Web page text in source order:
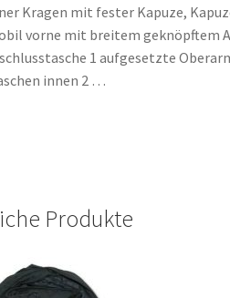
Kragen mit fester Kapuze,
vorne mit breitem geknöpftem
1 aufgesetzte
innen 2 …
Produkte